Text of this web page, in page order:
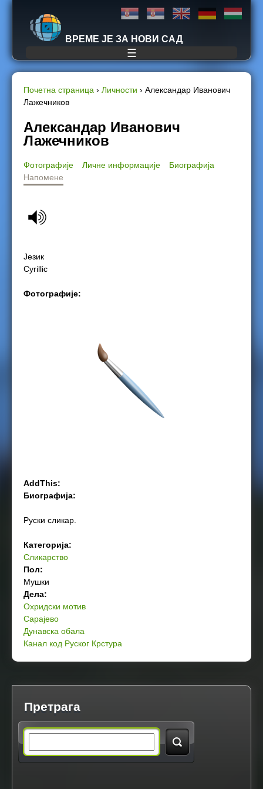
Jump to navigation
ВРЕМЕ ЈЕ ЗА НОВИ САД
☰
Y
o
a
h
Почетна страница › Личности › Александар Иванович
Лажечников
Александар Иванович
Лажечников
Фотографије Личне информације
Биографија
Напомене
Језик
Cyrillic
Фотографије:
AddThis:
Биографија:
Руски сликар.
Категорија:
Сликарство
Пол:
Мушки
Дела:
Охридски мотив
Сарајево
Дунавска обала
Канал код Руског Крстура
Претрага